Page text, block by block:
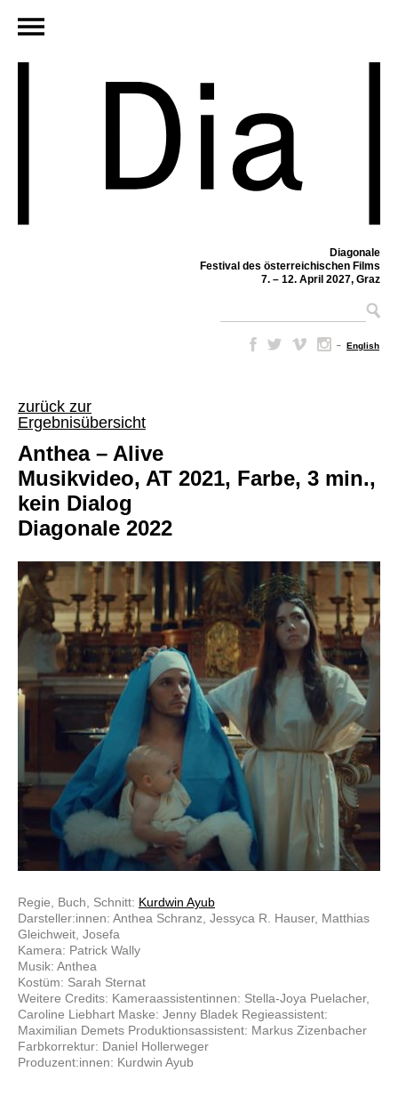
Diagonale
Festival des österreichischen Films
7. – 12. April 2027, Graz
– English
zurück zur
Ergebnisübersicht
Anthea – Alive
Musikvideo, AT 2021, Farbe, 3 min.,
kein Dialog
Diagonale 2022
Regie, Buch, Schnitt: Kurdwin Ayub
Darsteller:innen: Anthea Schranz, Jessyca R. Hauser, Matthias
Gleichweit, Josefa
Kamera: Patrick Wally
Musik: Anthea
Kostüm: Sarah Sternat
Weitere Credits: Kameraassistentinnen: Stella-Joya Puelacher,
Caroline Liebhart Maske: Jenny Bladek Regieassistent:
Maximilian Demets Produktionsassistent: Markus Zizenbacher
Farbkorrektur: Daniel Hollerweger
Produzent:innen: Kurdwin Ayub